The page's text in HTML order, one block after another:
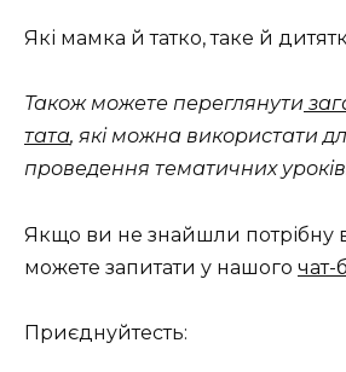
Які мамка й татко, таке й
Також можете переглянути
тата, які можна використати
проведення тематичних
Якщо ви не знайшли потрібну
можете запитати у нашого чат-
Приєднуйтесть: